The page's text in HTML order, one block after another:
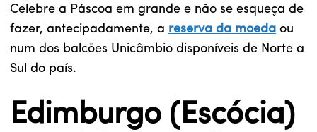
Celebre a Páscoa em grande e não se esqueça de
fazer, antecipadamente, a reserva da moeda ou
num dos balcões Unicâmbio disponíveis de Norte a
Sul do país.
Edimburgo (Escócia)